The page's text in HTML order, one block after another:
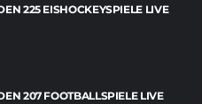
225 EISHOCKEYSPIELE LIVE
207 FOOTBALLSPIELE LIVE